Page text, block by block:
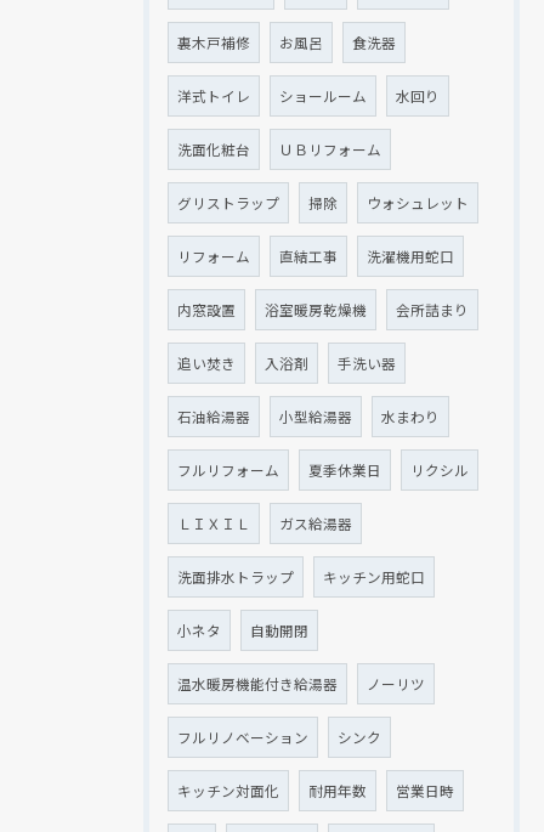
裏木戸補修 お風呂 食洗器
洋式トイレ ショールーム 水回り
洗面化粧台 ＵＢリフォーム
グリストラップ 掃除 ウォシュレット
リフォーム 直結工事 洗濯機用蛇口
内窓設置 浴室暖房乾燥機 会所詰まり
追い焚き 入浴剤 手洗い器
石油給湯器 小型給湯器 水まわり
フルリフォーム 夏季休業日 リクシル
ＬＩＸＩＬ ガス給湯器
洗面排水トラップ キッチン用蛇口
小ネタ 自動開閉
温水暖房機能付き給湯器 ノーリツ
フルリノベーション シンク
キッチン対面化 耐用年数 営業日時